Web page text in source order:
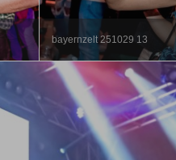
bayernzelt 251029 13